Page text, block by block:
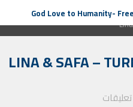
LINA & SAFA –